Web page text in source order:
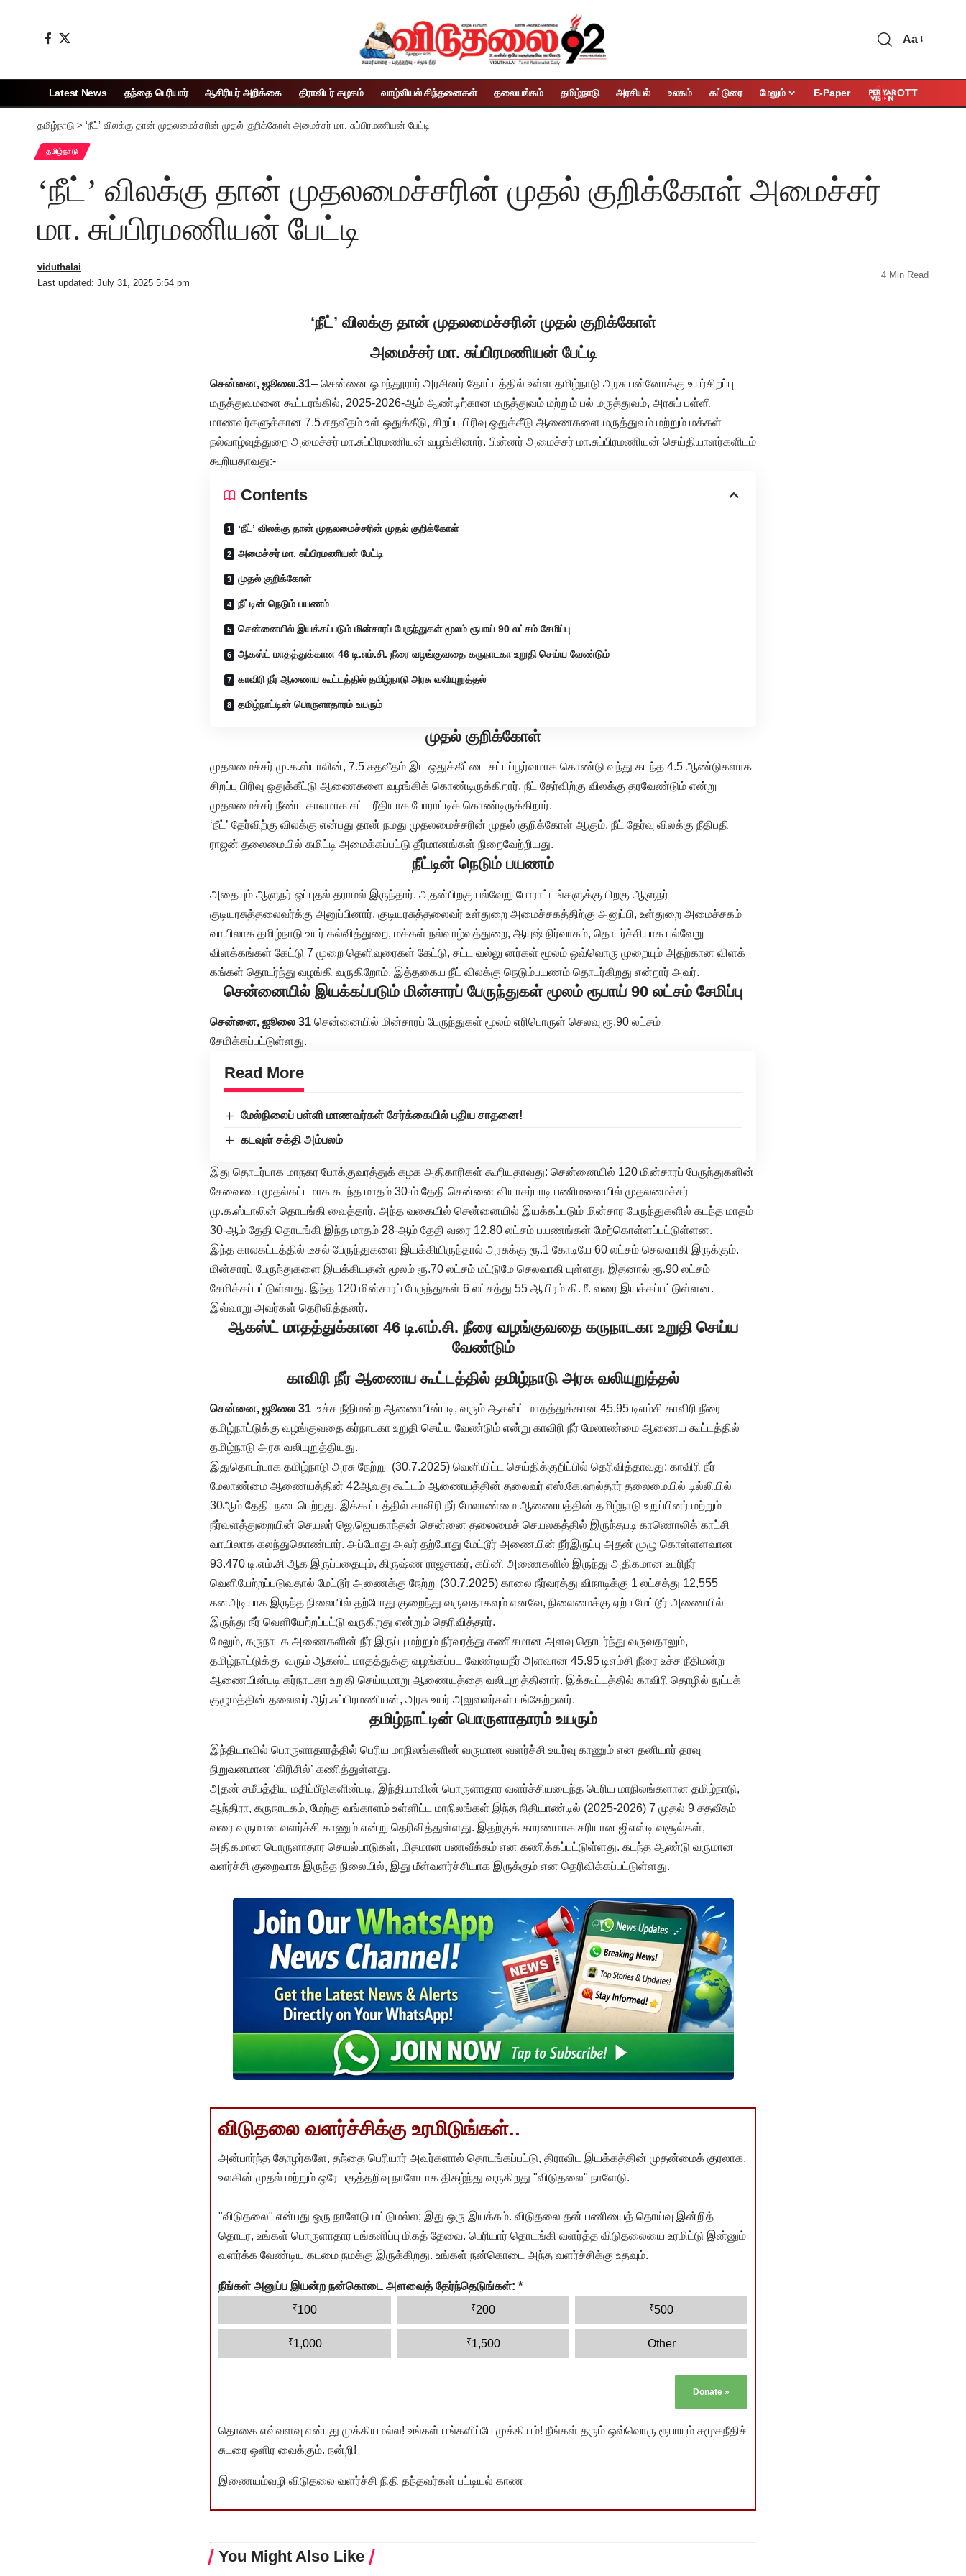
Aa
Latest News தந்தை பெரியார் ஆசிரியர் அறிக்கை திராவிடர் கழகம் வாழ்வியல் சிந்தனைகள் தலையங்கம் தமிழ்நாடு அரசியல் உலகம் கட்டுரை மேலும் E-Paper OTT
தமிழ்நாடு > ‘நீட்’ விலக்கு தான் முதலமைச்சரின் முதல் குறிக்கோள் அமைச்சர் மா. சுப்பிரமணியன் பேட்டி
தமிழ்நாடு
‘நீட்’ விலக்கு தான் முதலமைச்சரின் முதல் குறிக்கோள் அமைச்சர்
மா. சுப்பிரமணியன் பேட்டி
Last updated: July 31, 2025 5:54 pm
viduthalai
4 Min Read
‘நீட்’ விலக்கு தான் முதலமைச்சரின் முதல் குறிக்கோள்
அமைச்சர் மா. சுப்பிரமணியன் பேட்டி
சென்னை, ஜூலை.31– சென்னை ஓமந்தூரார் அரசினர் தோட்டத்தில் உள்ள தமிழ்நாடு அரசு பன்னோக்கு உயர்சிறப்பு
மருத்துவமனை கூட்டரங்கில், 2025-2026-ஆம் ஆண்டிற்கான மருத்துவம் மற்றும் பல் மருத்துவம், அரசுப் பள்ளி
மாணவர்களுக்கான 7.5 சதவீதம் உள் ஒதுக்கீடு, சிறப்பு பிரிவு ஒதுக்கீடு ஆணைகளை மருத்துவம் மற்றும் மக்கள்
நல்வாழ்வுத்துறை அமைச்சர் மா.சுப்பிரமணியன் வழங்கினார். பின்னர் அமைச்சர் மா.சுப்பிரமணியன் செய்தியாளர்களிடம்
கூறியதாவது:-
Contents
‘நீட்’ விலக்கு தான் முதலமைச்சரின் முதல் குறிக்கோள்
அமைச்சர் மா. சுப்பிரமணியன் பேட்டி
முதல் குறிக்கோள்
நீட்டின் நெடும் பயணம்
சென்னையில் இயக்கப்படும் மின்சாரப் பேருந்துகள் மூலம் ரூபாய் 90 லட்சம் சேமிப்பு
ஆகஸ்ட் மாதத்துக்கான 46 டி.எம்.சி. நீரை வழங்குவதை கருநாடகா உறுதி செய்ய வேண்டும்
காவிரி நீர் ஆணைய கூட்டத்தில் தமிழ்நாடு அரசு வலியுறுத்தல்
தமிழ்நாட்டின் பொருளாதாரம் உயரும்
முதல் குறிக்கோள்
முதலமைச்சர் மு.க.ஸ்டாலின், 7.5 சதவீதம் இட ஒதுக்கீட்டை சட்டப்பூர்வமாக கொண்டு வந்து கடந்த 4.5 ஆண்டுகளாக
சிறப்பு பிரிவு ஒதுக்கீட்டு ஆணைகளை வழங்கிக் கொண்டிருக்கிறார். நீட் தேர்விற்கு விலக்கு தரவேண்டும் என்று
முதலமைச்சர் நீண்ட காலமாக சட்ட ரீதியாக போராட்டிக் கொண்டிருக்கிறார்.
‘நீட்’ தேர்விற்கு விலக்கு என்பது தான் நமது முதலமைச்சரின் முதல் குறிக்கோள் ஆகும். நீட் தேர்வு விலக்கு நீதிபதி
ராஜன் தலைமையில் கமிட்டி அமைக்கப்பட்டு தீர்மானங்கள் நிறைவேற்றியது.
நீட்டின் நெடும் பயணம்
அதையும் ஆளுநர் ஒப்புதல் தராமல் இருந்தார். அதன்பிறகு பல்வேறு போராட்டங்களுக்கு பிறகு ஆளுநர்
குடியரசுத்தலைவர்க்கு அனுப்பினார். குடியரசுத்தலைவர் உள்துறை அமைச்சகத்திற்கு அனுப்பி, உள்துறை அமைச்சகம்
வாயிலாக தமிழ்நாடு உயர் கல்வித்துறை, மக்கள் நல்வாழ்வுத்துறை, ஆயுஷ் நிர்வாகம், தொடர்ச்சியாக பல்வேறு
விளக்கங்கள் கேட்டு 7 முறை தெளிவுரைகள் கேட்டு, சட்ட வல்லு னர்கள் மூலம் ஒவ்வொரு முறையும் அதற்கான விளக்
கங்கள் தொடர்ந்து வழங்கி வருகிறோம். இத்தகைய நீட் விலக்கு நெடும்பயணம் தொடர்கிறது என்றார் அவர்.
சென்னையில் இயக்கப்படும் மின்சாரப் பேருந்துகள் மூலம் ரூபாய் 90 லட்சம் சேமிப்பு
சென்னை, ஜூலை 31 சென்னையில் மின்சாரப் பேருந்துகள் மூலம் எரிபொருள் செலவு ரூ.90 லட்சம்
சேமிக்கப்பட்டுள்ளது.
Read More
மேல்நிலைப் பள்ளி மாணவர்கள் சேர்க்கையில் புதிய சாதனை!
கடவுள் சக்தி அம்பலம்
இது தொடர்பாக மாநகர போக்குவரத்துக் கழக அதிகாரிகள் கூறியதாவது: சென்னையில் 120 மின்சாரப் பேருந்துகளின்
சேவையை முதல்கட்டமாக கடந்த மாதம் 30-ம் தேதி சென்னை வியாசர்பாடி பணிமனையில் முதலமைச்சர்
மு.க.ஸ்டாலின் தொடங்கி வைத்தார். அந்த வகையில் சென்னையில் இயக்கப்படும் மின்சார பேருந்துகளில் கடந்த மாதம்
30-ஆம் தேதி தொடங்கி இந்த மாதம் 28-ஆம் தேதி வரை 12.80 லட்சம் பயணங்கள் மேற்கொள்ளப்பட்டுள்ளன.
இந்த காலகட்டத்தில் டீசல் பேருந்துகளை இயக்கியிருந்தால் அரசுக்கு ரூ.1 கோடியே 60 லட்சம் செலவாகி இருக்கும்.
மின்சாரப் பேருந்துகளை இயக்கியதன் மூலம் ரூ.70 லட்சம் மட்டுமே செலவாகி யுள்ளது. இதனால் ரூ.90 லட்சம்
சேமிக்கப்பட்டுள்ளது. இந்த 120 மின்சாரப் பேருந்துகள் 6 லட்சத்து 55 ஆயிரம் கி.மீ. வரை இயக்கப்பட்டுள்ளன.
இவ்வாறு அவர்கள் தெரிவித்தனர்.
ஆகஸ்ட் மாதத்துக்கான 46 டி.எம்.சி. நீரை வழங்குவதை கருநாடகா உறுதி செய்ய
வேண்டும்
காவிரி நீர் ஆணைய கூட்டத்தில் தமிழ்நாடு அரசு வலியுறுத்தல்
சென்னை, ஜூலை 31 உச்ச நீதிமன்ற ஆணையின்படி, வரும் ஆகஸ்ட் மாதத்துக்கான 45.95 டிஎம்சி காவிரி நீரை
தமிழ்நாட்டுக்கு வழங்குவதை கர்நாடகா உறுதி செய்ய வேண்டும் என்று காவிரி நீர் மேலாண்மை ஆணைய கூட்டத்தில்
தமிழ்நாடு அரசு வலியுறுத்தியது.
இதுதொடர்பாக தமிழ்நாடு அரசு நேற்று (30.7.2025) வெளியிட்ட செய்திக்குறிப்பில் தெரிவித்தாவது: காவிரி நீர்
மேலாண்மை ஆணையத்தின் 42ஆவது கூட்டம் ஆணையத்தின் தலைவர் எஸ்.கே.ஹல்தார் தலைமையில் டில்லியில்
30ஆம் தேதி நடைபெற்றது. இக்கூட்டத்தில் காவிரி நீர் மேலாண்மை ஆணையத்தின் தமிழ்நாடு உறுப்பினர் மற்றும்
நீர்வளத்துறையின் செயலர் ஜெ.ஜெயகாந்தன் சென்னை தலைமைச் செயலகத்தில் இருந்தபடி காணொலிக் காட்சி
வாயிலாக கலந்துகொண்டார். அப்போது அவர் தற்போது மேட்டூர் அணையின் நீர்இருப்பு அதன் முழு கொள்ளளவான
93.470 டி.எம்.சி ஆக இருப்பதையும், கிருஷ்ண ராஜசாகர், கபினி அணைகளில் இருந்து அதிகமான உபரிநீர்
வெளியேற்றப்படுவதால் மேட்டூர் அணைக்கு நேற்று (30.7.2025) காலை நீர்வரத்து விநாடிக்கு 1 லட்சத்து 12,555
கனஅடியாக இருந்த நிலையில் தற்போது குறைந்து வருவதாகவும் எனவே, நிலைமைக்கு ஏற்ப மேட்டூர் அணையில்
இருந்து நீர் வெளியேற்றப்பட்டு வருகிறது என்றும் தெரிவித்தார்.
மேலும், கருநாடக அணைகளின் நீர் இருப்பு மற்றும் நீர்வரத்து கணிசமான அளவு தொடர்ந்து வருவதாலும்,
தமிழ்நாட்டுக்கு வரும் ஆகஸ்ட் மாதத்துக்கு வழங்கப்பட வேண்டியநீர் அளவான 45.95 டிஎம்சி நீரை உச்ச நீதிமன்ற
ஆணையின்படி கர்நாடகா உறுதி செய்யுமாறு ஆணையத்தை வலியுறுத்தினார். இக்கூட்டத்தில் காவிரி தொழில் நுட்பக்
குழுமத்தின் தலைவர் ஆர்.சுப்பிரமணியன், அரசு உயர் அலுவலர்கள் பங்கேற்றனர்.
தமிழ்நாட்டின் பொருளாதாரம் உயரும்
இந்தியாவில் பொருளாதாரத்தில் பெரிய மாநிலங்களின் வருமான வளர்ச்சி உயர்வு காணும் என தனியார் தரவு
நிறுவனமான ‘கிரிசில்’ கணித்துள்ளது.
அதன் சமீபத்திய மதிப்பீடுகளின்படி, இந்தியாவின் பொருளாதார வளர்ச்சியடைந்த பெரிய மாநிலங்களான தமிழ்நாடு,
ஆந்திரா, கருநாடகம், மேற்கு வங்காளம் உள்ளிட்ட மாநிலங்கள் இந்த நிதியாண்டில் (2025-2026) 7 முதல் 9 சதவீதம்
வரை வருமான வளர்ச்சி காணும் என்று தெரிவித்துள்ளது. இதற்குக் காரணமாக சரியான ஜிஎஸ்டி வசூல்கள்,
அதிகமான பொருளாதார செயல்பாடுகள், மிதமான பணவீக்கம் என கணிக்கப்பட்டுள்ளது. கடந்த ஆண்டு வருமான
வளர்ச்சி குறைவாக இருந்த நிலையில், இது மீள்வளர்ச்சியாக இருக்கும் என தெரிவிக்கப்பட்டுள்ளது.
விடுதலை வளர்ச்சிக்கு உரமிடுங்கள்..
அன்பார்ந்த தோழர்களே, தந்தை பெரியார் அவர்களால் தொடங்கப்பட்டு, திராவிட இயக்கத்தின் முதன்மைக் குரலாக,
உலகின் முதல் மற்றும் ஒரே பகுத்தறிவு நாளேடாக திகழ்ந்து வருகிறது "விடுதலை" நாளேடு.
"விடுதலை" என்பது ஒரு நாளேடு மட்டுமல்ல; இது ஒரு இயக்கம். விடுதலை தன் பணியைத் தொய்வு இன்றித்
தொடர, உங்கள் பொருளாதார பங்களிப்பு மிகத் தேவை. பெரியார் தொடங்கி வளர்த்த விடுதலையை உரமிட்டு இன்னும்
வளர்க்க வேண்டிய கடமை நமக்கு இருக்கிறது. உங்கள் நன்கொடை அந்த வளர்ச்சிக்கு உதவும்.
நீங்கள் அனுப்ப இயன்ற நன்கொடை அளவைத் தேர்ந்தெடுங்கள்: *
₹100 ₹200 ₹500
₹1,000 ₹1,500 Other
Donate »
தொகை எவ்வளவு என்பது முக்கியமல்ல! உங்கள் பங்களிப்பே முக்கியம்! நீங்கள் தரும் ஒவ்வொரு ரூபாயும் சமூகநீதிச்
சுடரை ஒளிர வைக்கும். நன்றி!
இணையம்வழி விடுதலை வளர்ச்சி நிதி தந்தவர்கள் பட்டியல் காண
You Might Also Like